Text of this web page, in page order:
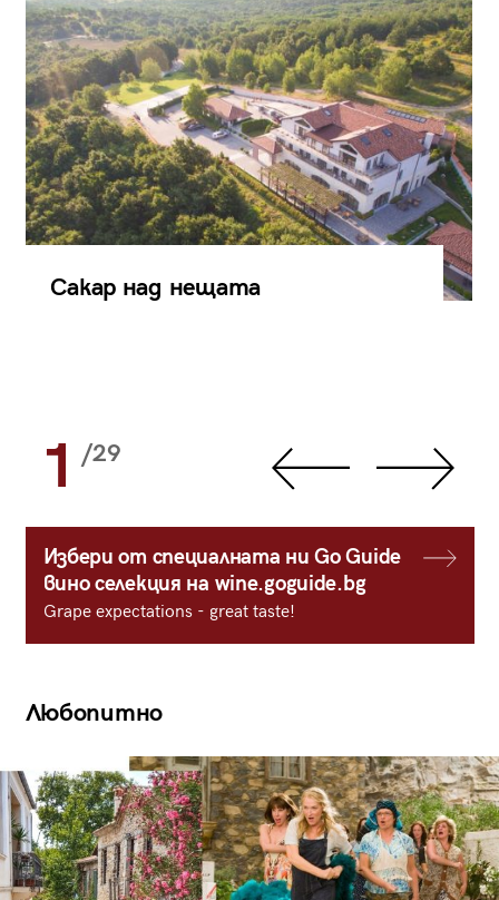
Сакар над нещата
1 /29
Избери от специалната ни Go Guide
вино селекция на wine.goguide.bg
Grape expectations - great taste!
Любопитно